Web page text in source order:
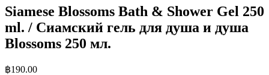
Siamese Blossoms Bath & Shower Gel 250
ml. / Сиамский гель для душа и душа
Blossoms 250 мл.
฿190.00